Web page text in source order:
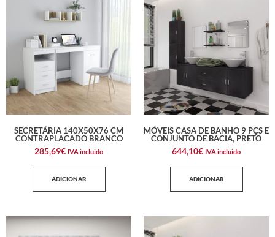
SECRETÁRIA 140X50X76 CM
CONTRAPLACADO BRANCO
285,69€ IVA incluido
ADICIONAR
MÓVEIS CASA DE BANHO 9 PÇS E
CONJUNTO DE BACIA, PRETO
644,10€ IVA incluido
ADICIONAR